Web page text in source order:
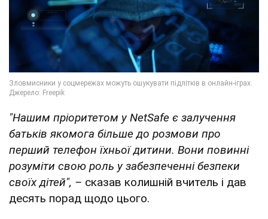
"Нашим пріоритетом у NetSafe є залучення
батьків якомога більше до розмови про
перший телефон їхньої дитини. Вони повинні
розуміти свою роль у забезпеченні безпеки
своїх дітей", – сказав колишній вчитель і дав
десять порад щодо цього.